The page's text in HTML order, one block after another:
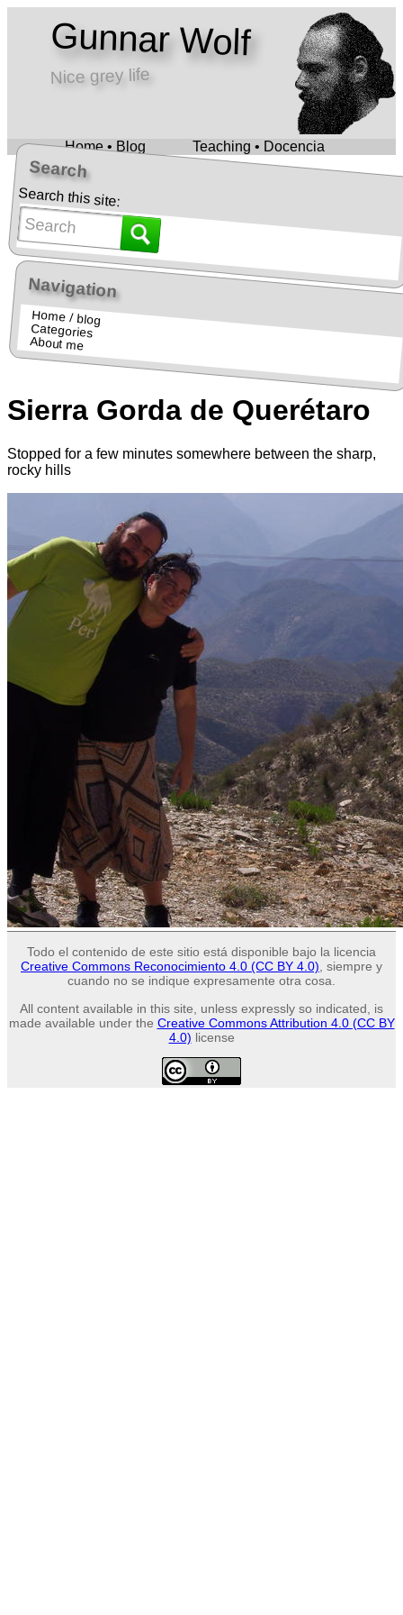
Gunnar Wolf
Nice grey life
Home • Blog Teaching • Docencia
Search
Search this site:
Navigation
Home / blog
Categories
About me
Sierra Gorda de Querétaro
Stopped for a few minutes somewhere between the sharp,
rocky hills
Todo el contenido de este sitio está disponible bajo la licencia
Creative Commons Reconocimiento 4.0 (CC BY 4.0), siempre y
cuando no se indique expresamente otra cosa.
All content available in this site, unless expressly so indicated, is
made available under the Creative Commons Attribution 4.0 (CC BY
4.0) license